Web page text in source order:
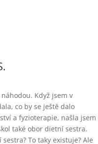
Když jsem v
co by se ještě dalo
a fyzioterapie, našla jsem
také obor dietní sestra.
To taky existuje? Ale